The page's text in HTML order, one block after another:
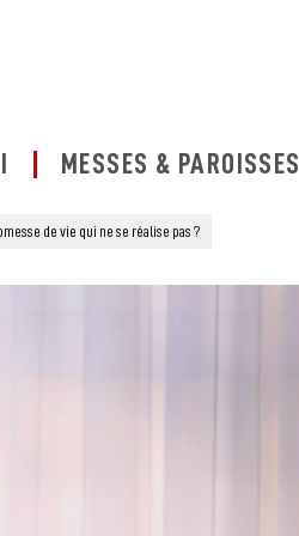
MESSES & PAROISSES
de vie qui ne se réalise pas ?